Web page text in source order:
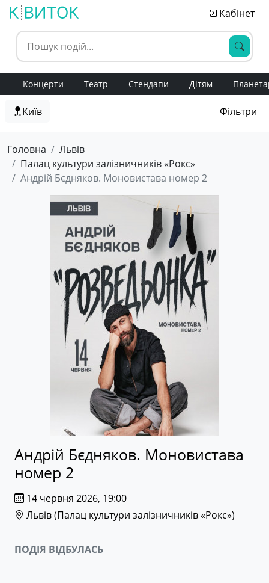
Кабінет
Концерти Театр Стендапи Дітям
Київ Фільтри
Головна
Львів
Палац культури залізничників «Рокс»
Андрій Бєдняков. Моновистава номер 2
Андрій Бєдняков. Моновистава
номер 2
14 червня 2026, 19:00
Львів (Палац культури залізничників «Рокс»)
ПОДІЯ ВІДБУЛАСЬ